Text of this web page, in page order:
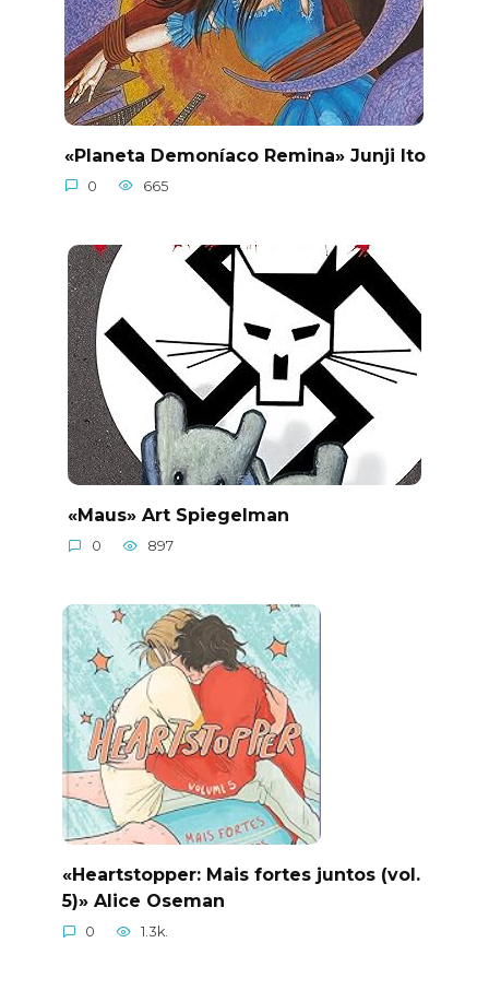
«Planeta Demoníaco Remina» Junji Ito
0 665
«Maus» Art Spiegelman
0 897
«Heartstopper: Mais fortes juntos (vol.
5)» Alice Oseman
0 1.3k.